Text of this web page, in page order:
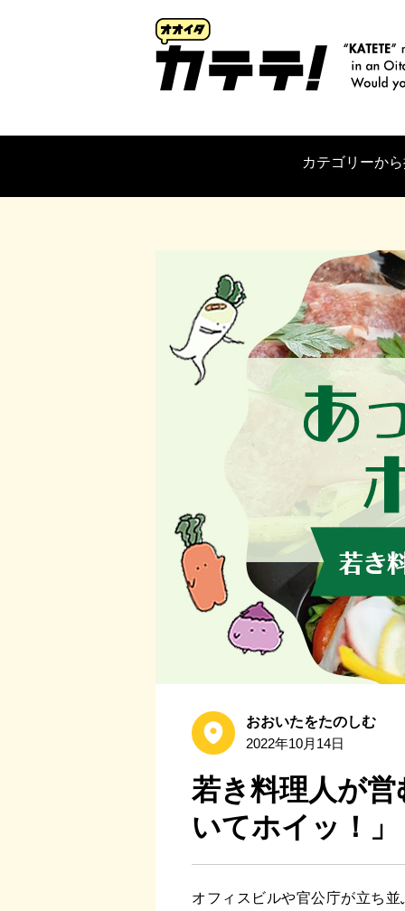
カテゴリーか
おおいたをたのしむ
2022年10月14日
若き料理人が
いてホイッ！」
オフィスビルや官公庁が立ち